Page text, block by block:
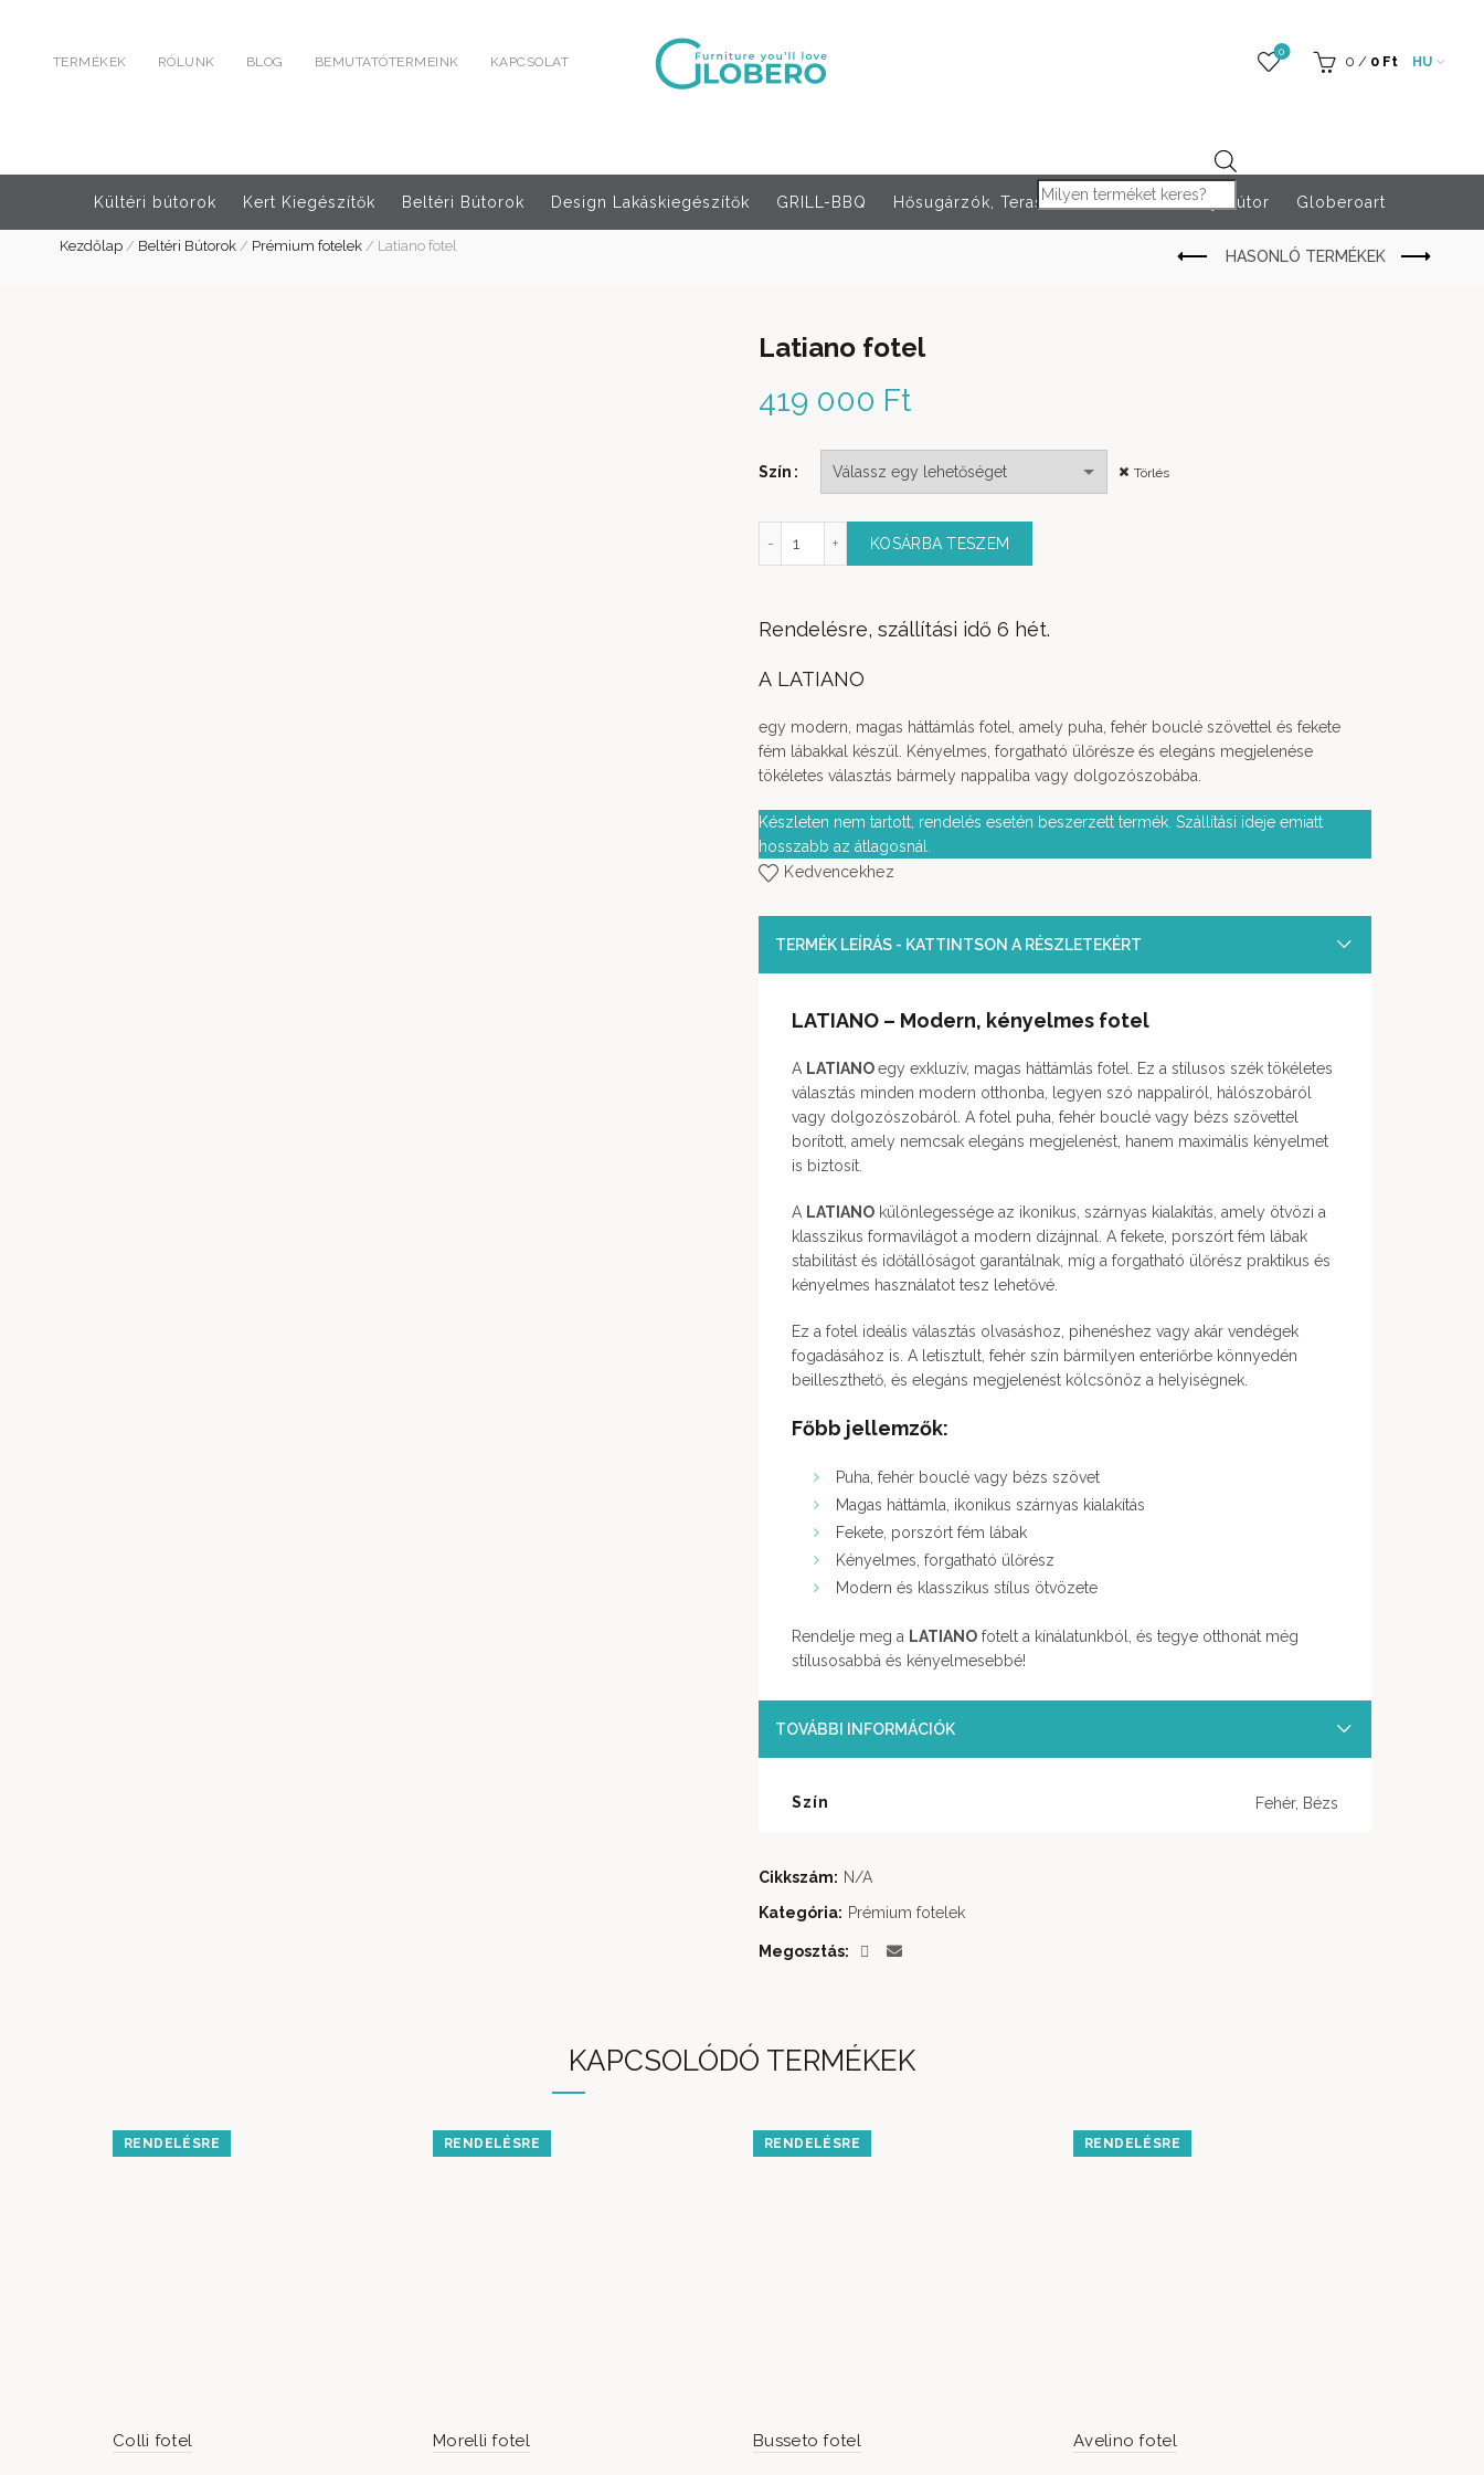
TERMÉKEK RÓLUNK BLOG BEMUTATÓTERMEINK KAPCSOLAT
Products search
0
0 / 0 Ft HU
Kültéri bútorok Kert Kiegészítők Beltéri Bútorok Design Lakáskiegészítők GRILL-BBQ Hősugárzók, Teraszfűtés Rendezvény bútor Globeroart
Kezdőlap/ Beltéri Bútorok/ Prémium fotelek/ Latiano fotel
Latiano fotel
419 000 Ft
Szín Törlés
Latiano fotel mennyiség
KOSÁRBA TESZEM
Rendelésre, szállítási idő 6 hét.
A LATIANO
egy modern, magas háttámlás fotel, amely puha, fehér bouclé szövettel és fekete
fém lábakkal készül. Kényelmes, forgatható ülőrésze és elegáns megjelenése
tökéletes választás bármely nappaliba vagy dolgozószobába.
Készleten nem tartott, rendelés esetén beszerzett termék. Szállítási ideje emiatt
hosszabb az átlagosnál.
Kedvencekhez
TERMÉK LEÍRÁS - KATTINTSON A RÉSZLETEKÉRT
LATIANO – Modern, kényelmes fotel
A LATIANOegy exkluzív, magas háttámlás fotel. Ez a stílusos szék tökéletes
választás minden modern otthonba, legyen szó nappaliról, hálószobáról
vagy dolgozószobáról. A fotel puha, fehér bouclé vagy bézs szövettel
borított, amely nemcsak elegáns megjelenést, hanem maximális kényelmet
is biztosít.
A LATIANO különlegessége az ikonikus, szárnyas kialakítás, amely ötvözi a
klasszikus formavilágot a modern dizájnnal. A fekete, porszórt fém lábak
stabilitást és időtállóságot garantálnak, míg a forgatható ülőrész praktikus és
kényelmes használatot tesz lehetővé.
Ez a fotel ideális választás olvasáshoz, pihenéshez vagy akár vendégek
fogadásához is. A letisztult, fehér szín bármilyen enteriőrbe könnyedén
beilleszthető, és elegáns megjelenést kölcsönöz a helyiségnek.
Főbb jellemzők:
Puha, fehér bouclé vagy bézs szövet
Magas háttámla, ikonikus szárnyas kialakítás
Fekete, porszórt fém lábak
Kényelmes, forgatható ülőrész
Modern és klasszikus stílus ötvözete
Rendelje meg a LATIANO fotelt a kínálatunkból, és tegye otthonát még
stílusosabbá és kényelmesebbé!
TOVÁBBI INFORMÁCIÓK
Szín Fehér, Bézs
Cikkszám: N/A
Kategória: Prémium fotelek
Megosztás
KAPCSOLÓDÓ TERMÉKEK
RENDELÉSRE
Colli fotel
RENDELÉSRE
Morelli fotel
RENDELÉSRE
Busseto fotel
RENDELÉSRE
Avelino fotel